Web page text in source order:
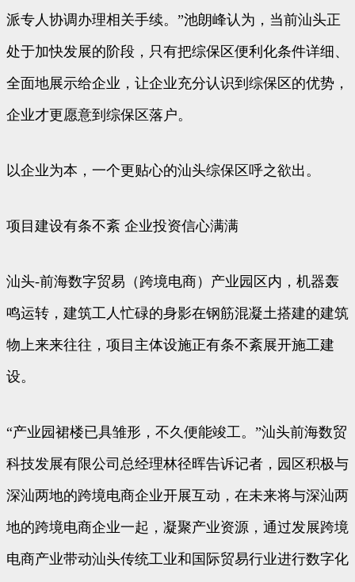
派专人协调办理相关手续。”池朗峰认为，当前汕头正
处于加快发展的阶段，只有把综保区便利化条件详细、
全面地展示给企业，让企业充分认识到综保区的优势，
企业才更愿意到综保区落户。
以企业为本，一个更贴心的汕头综保区呼之欲出。
项目建设有条不紊 企业投资信心满满
汕头-前海数字贸易（跨境电商）产业园区内，机器轰
鸣运转，建筑工人忙碌的身影在钢筋混凝土搭建的建筑
物上来来往往，项目主体设施正有条不紊展开施工建
设。
“产业园裙楼已具雏形，不久便能竣工。”汕头前海数贸
科技发展有限公司总经理林径晖告诉记者，园区积极与
深汕两地的跨境电商企业开展互动，在未来将与深汕两
地的跨境电商企业一起，凝聚产业资源，通过发展跨境
电商产业带动汕头传统工业和国际贸易行业进行数字化